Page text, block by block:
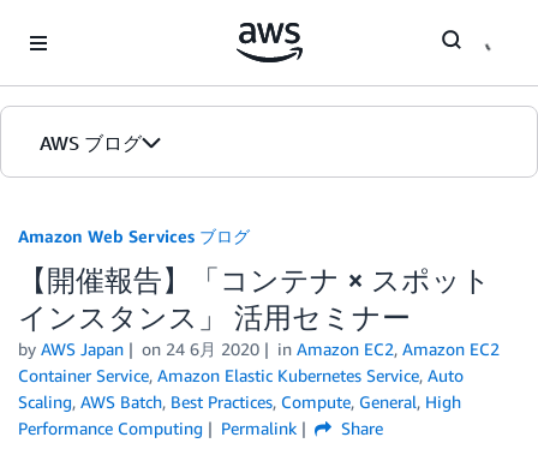
AWS ブログ
カテゴリ
エディション
Amazon Web Services ブログ
【開催報告】「コンテナ × スポット
インスタンス」 活用セミナー
by AWS Japan on 24 6月 2020 in Amazon EC2, Amazon EC2
Container Service, Amazon Elastic Kubernetes Service, Auto
Scaling, AWS Batch, Best Practices, Compute, General, High
Performance Computing
Permalink Share